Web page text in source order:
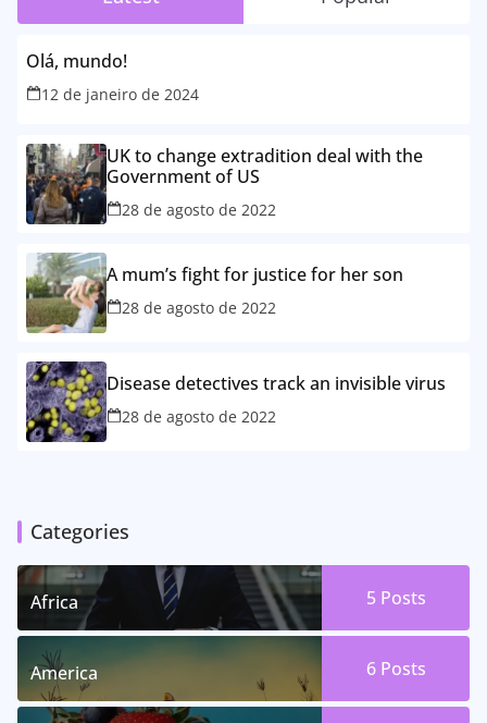
Olá, mundo!
12 de janeiro de 2024
UK to change extradition deal with the
Government of US
28 de agosto de 2022
A mum’s fight for justice for her son
28 de agosto de 2022
Disease detectives track an invisible virus
28 de agosto de 2022
Categories
Africa 5 Posts
America 6 Posts